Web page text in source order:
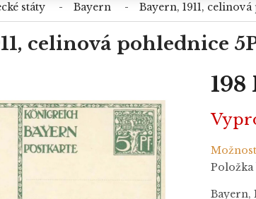
státy bayern bayern, 1911,
celinová pohlednice
198
cena:
Bayern,